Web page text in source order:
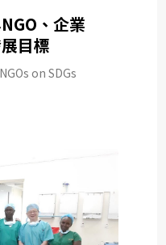
、企業
目標
on SDGs